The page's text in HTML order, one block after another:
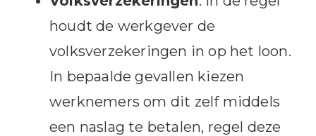
houdt de werkgever de
volksverzekeringen in op het loon.
In bepaalde gevallen kiezen
werknemers om dit zelf middels
een naslag te betalen, regel deze